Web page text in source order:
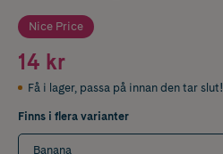
Nice Price
14 kr
Få i lager, passa på innan den tar slut!
Finns i flera varianter
Banana